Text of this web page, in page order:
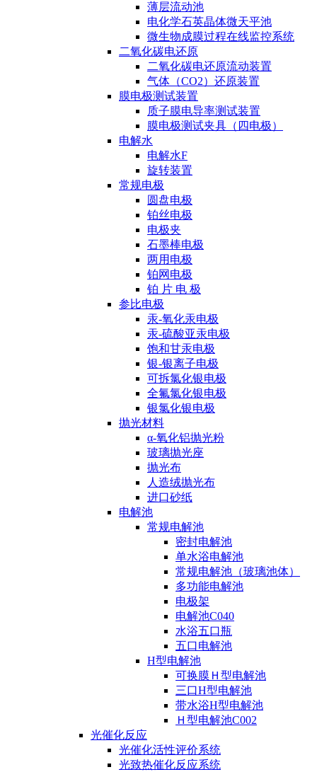
薄层流动池
电化学石英晶体微天平池
微生物成膜过程在线监控系统
二氧化碳电还原
二氧化碳电还原流动装置
气体（CO2）还原装置
膜电极测试装置
质子膜电导率测试装置
膜电极测试夹具（四电极）
电解水
电解水F
旋转装置
常规电极
圆盘电极
铂丝电极
电极夹
石墨棒电极
两用电极
铂网电极
铂 片 电 极
参比电极
汞-氧化汞电极
汞-硫酸亚汞电极
饱和甘汞电极
银-银离子电极
可拆氯化银电极
全氟氯化银电极
银氯化银电极
抛光材料
α-氧化铝抛光粉
玻璃抛光座
抛光布
人造绒抛光布
进口砂纸
电解池
常规电解池
密封电解池
单水浴电解池
常规电解池（玻璃池体）
多功能电解池
电极架
电解池C040
水浴五口瓶
五口电解池
H型电解池
可换膜Ｈ型电解池
三口H型电解池
带水浴H型电解池
Ｈ型电解池C002
光催化反应
光催化活性评价系统
光致热催化反应系统